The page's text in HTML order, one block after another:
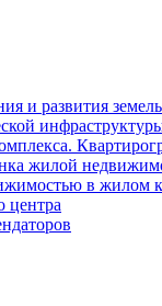
и развития
жилой
в жилом
центра